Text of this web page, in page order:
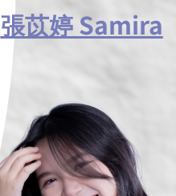
張苡婷 Samira